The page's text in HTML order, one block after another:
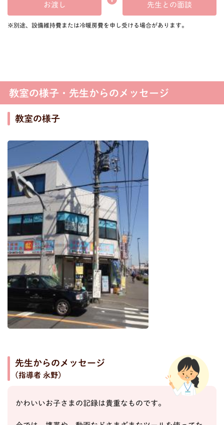
お渡し 先生との面談
※別途、設備維持費または冷暖房費を申し受ける場合があります。
教室の様子・先生からのメッセージ
教室の様子
先生からのメッセージ
(指導者 永野)
かわいいお子さまの記録は貴重なものです。